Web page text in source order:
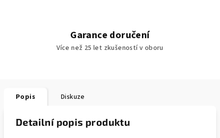
Garance doručení
Více než 25 let zkušeností v oboru
Popis Diskuze
Detailní popis produktu